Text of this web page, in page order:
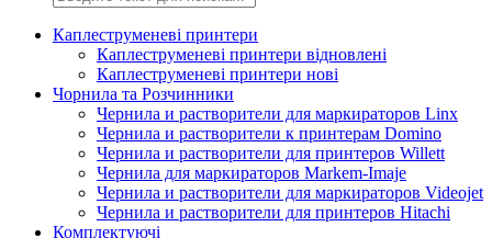
Каплеструменеві принтери
Каплеструменеві принтери відновлені
Каплеструменеві принтери нові
Чорнила та Розчинники
Чернила и растворители для маркираторов Linx
Чернила и растворители к принтерам Domino
Чернила и растворители для принтеров Willett
Чернила для маркираторов Markem-Imaje
Чернила и растворители для маркираторов Videojet
Чернила и растворители для принтеров Hitachi
Комплектуючі